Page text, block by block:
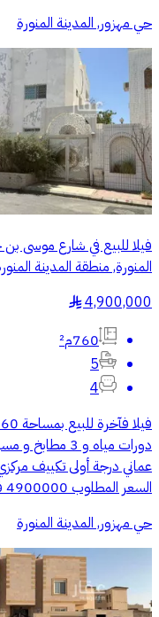
حي مهزور, المدينة المنورة
فيلا للبيع في شارع موسى
المنورة, منطقة المدينة
4,900,000
§
760م²
5
4
دورات مياه و 3
السعر المطلوب 4900000 قابل للتفاوض
حي مهزور, المدينة المنورة